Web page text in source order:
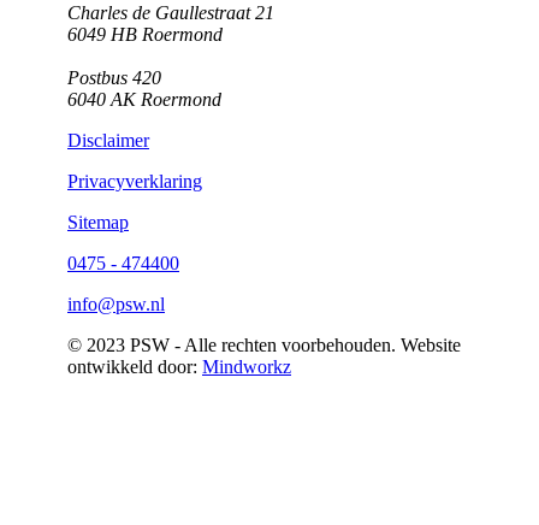
Charles de Gaullestraat 21
6049 HB Roermond
Postbus 420
6040 AK Roermond
Disclaimer
Privacyverklaring
Sitemap
0475 - 474400
info@psw.nl
© 2023 PSW - Alle rechten voorbehouden. Website
ontwikkeld door: Mindworkz